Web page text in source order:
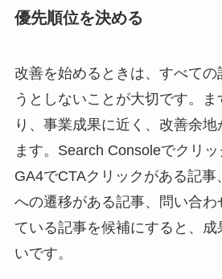
優先順位を決める
改善を始めるときは、すべての
うとしないことが大切です。
り、事業成果に近く、改善余
ます。Search Consoleでクリッ
GA4でCTAクリックがある記事
への遷移がある記事、問い合
ている記事を候補にすると、
いです。